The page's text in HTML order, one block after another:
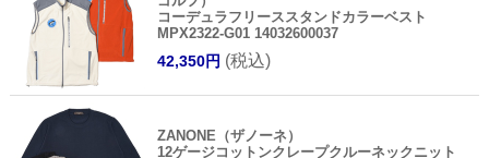
コーデュラフリーススタンドカラーベスト
MPX2322-G01 14032600037
42,350円 (税込)
ZANONE（ザノーネ）
12ゲージコットンクレープクルーネックニット